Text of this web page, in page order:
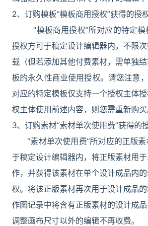
2、订购模板“模板商用授权”获得的授
“模板商用授权”所对应的特定模
授权方可于稿定设计编辑器内，不限
载（但若添加其他付费素材，需单独
板的永久性商业使用授权。请您注意
对应的特定模板仅支持一个授权主体
权主体使用前述内容，则您需重新购买
3、订购素材“素材单次使用费”获得的
“素材单次使用费”所对应的正版素
于稿定设计编辑器内，将正版素材用
作，并获得该素材在单个设计成品内
权。将该正版素材再次用于设计成品
作图记录中将含有正版素材的设计成
调整画布尺寸以外的编辑不再收费。